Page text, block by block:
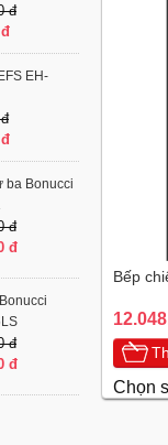
Bếp
Chọn
đ
EH-
ba Bonucci
đ
đ
đ
đ